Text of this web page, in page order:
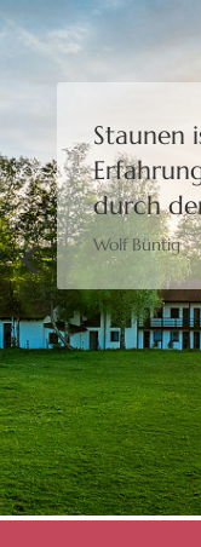
Staunen
durch
Wolf Büntig
Freiheit,
Moshé